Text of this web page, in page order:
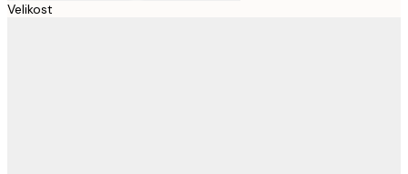
Velikost